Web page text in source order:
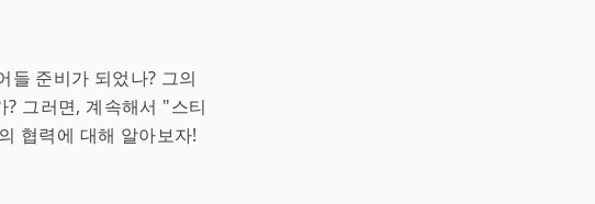
들 준비가 되었나? 그의
그러면, 계속해서 "스티
협력에 대해 알아보자!